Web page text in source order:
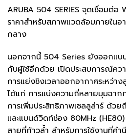
ARUBA 504 SERIES จุดเชื่อมต่อ
ราคาสำหรับสภาพแวดล้อมภายในอ
กลาง
นอกจากนี้ 504 Series ยังออกแบ
กับผู้ใช้อีกด้วย เปิดประสบการณ์คว
การแย่งชิงเวลาออกอากาศระหว่
ได้แก่ การแบ่งความถี่หลายมุมฉาก
การเพิ่มประสิทธิภาพเซลลูล่าร์ ด้ว
และแบนด์วิดท์ช่อง 80MHz
สายที่ก้าวล้ำ สำหรับการใช้งานที่ค